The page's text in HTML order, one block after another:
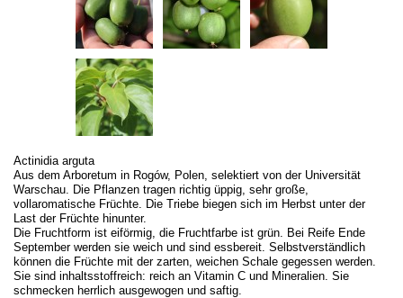
Actinidia arguta
Aus dem Arboretum in Rogów, Polen, selektiert von der Universität
Warschau. Die Pflanzen tragen richtig üppig, sehr große,
vollaromatische Früchte. Die Triebe biegen sich im Herbst unter der
Last der Früchte hinunter.
Die Fruchtform ist eiförmig, die Fruchtfarbe ist grün. Bei Reife Ende
September werden sie weich und sind essbereit. Selbstverständlich
können die Früchte mit der zarten, weichen Schale gegessen werden.
Sie sind inhaltsstoffreich: reich an Vitamin C und Mineralien. Sie
schmecken herrlich ausgewogen und saftig.